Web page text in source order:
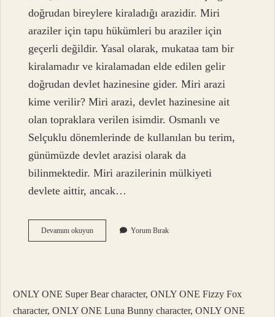
doğrudan bireylere kiraladığı arazidir. Miri
araziler için tapu hükümleri bu araziler için
geçerli değildir. Yasal olarak, mukataa tam bir
kiralamadır ve kiralamadan elde edilen gelir
doğrudan devlet hazinesine gider. Miri arazi
kime verilir? Miri arazi, devlet hazinesine ait
olan topraklara verilen isimdir. Osmanlı ve
Selçuklu dönemlerinde de kullanılan bu terim,
günümüzde devlet arazisi olarak da
bilinmektedir. Miri arazilerinin mülkiyeti
devlete aittir, ancak…
Devamını okuyunMiri
Osmanlı
Yorum Bırak
ONLY ONE Super Bear character, ONLY ONE Fizzy Fox
character, ONLY ONE Luna Bunny character, ONLY ONE